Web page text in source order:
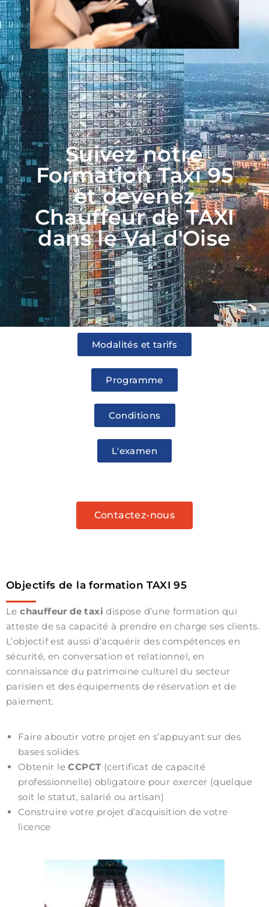
Suivez notre
Formation Taxi 95
et devenez
Chauffeur de TAXI
dans le Val d'Oise
Modalités et tarifs
Programme
Conditions
L'examen
Contactez-nous
Objectifs de la formation TAXI 95
Lechauffeur de taxi dispose d’une formation qui
atteste de sa capacité à prendre en charge ses clients.
L’objectif est aussi d’acquérir des compétences en
sécurité, en conversation et relationnel, en
connaissance du patrimoine culturel du secteur
parisien et des équipements de réservation et de
paiement.
Faire aboutir votre projet en s’appuyant sur des
bases solides
Obtenir leCCPCT(certificat de capacité
professionnelle) obligatoire pour exercer (quelque
soit le statut, salarié ou artisan)
Construire votre projet d’acquisition de votre
licence